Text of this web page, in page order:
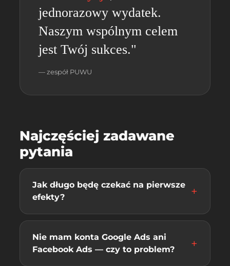
jednorazowy wydatek.
Naszym wspólnym celem
jest Twój sukces."
— zespół PUWU
Najczęściej zadawane
pytania
Jak długo będę czekać na pierwsze
efekty?
Nie mam konta Google Ads ani
Facebook Ads — czy to problem?